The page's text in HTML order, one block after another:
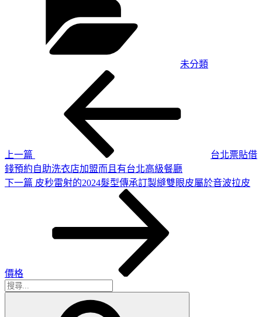
未分類
上一篇
台北票貼借
錢預約自助洗衣店加盟而且有台北高級餐廳
下
下一篇 皮秒雷射的2024髮型傳承訂製縫雙眼皮屬於音波拉皮
價格
搜